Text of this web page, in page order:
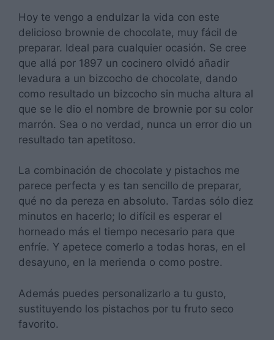
Hoy te vengo a endulzar la vida con este
delicioso brownie de chocolate, muy fácil de
preparar. Ideal para cualquier ocasión. Se cree
que allá por 1897 un cocinero olvidó añadir
levadura a un bizcocho de chocolate, dando
como resultado un bizcocho sin mucha altura al
que se le dio el nombre de brownie por su color
marrón. Sea o no verdad, nunca un error dio un
resultado tan apetitoso.
La combinación de chocolate y pistachos me
parece perfecta y es tan sencillo de preparar,
qué no da pereza en absoluto. Tardas sólo diez
minutos en hacerlo; lo difícil es esperar el
horneado más el tiempo necesario para que
enfríe. Y apetece comerlo a todas horas, en el
desayuno, en la merienda o como postre.
Además puedes personalizarlo a tu gusto,
sustituyendo los pistachos por tu fruto seco
favorito.